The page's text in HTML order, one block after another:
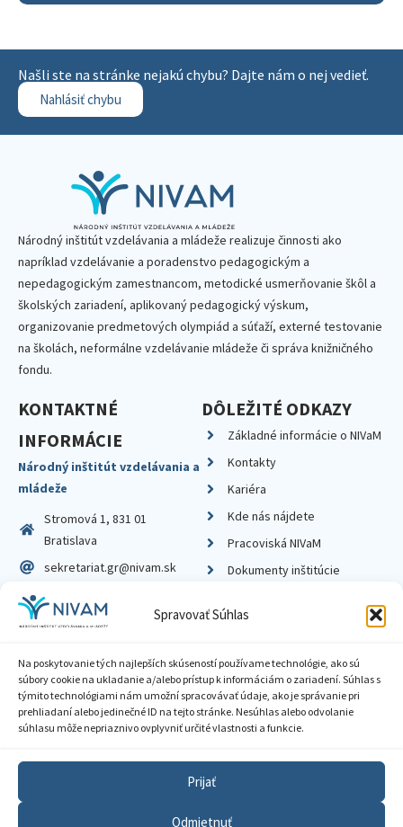
Spravovať Súhlas
Na poskytovanie tých najlepších skúseností používame technológie, ako sú
súbory cookie na ukladanie a/alebo prístup k informáciám o zariadení. Súhlas s
týmito technológiami nám umožní spracovávať údaje, ako je správanie pri
prehliadaní alebo jedinečné ID na tejto stránke. Nesúhlas alebo odvolanie
súhlasu môže nepriaznivo ovplyvniť určité vlastnosti a funkcie.
Prijať
Odmietnuť
Našli ste na stránke nejakú chybu? Dajte nám o nej vedieť.
Nahlásiť chybu
Národný inštitút vzdelávania a mládeže realizuje činnosti ako
napríklad vzdelávanie a poradenstvo pedagogickým a
nepedagogickým zamestnancom, metodické usmerňovanie škôl a
školských zariadení, aplikovaný pedagogický výskum,
organizovanie predmetových olympiád a súťaží, externé testovanie
na školách, neformálne vzdelávanie mládeže či správa knižničného
fondu.
KONTAKTNÉ
INFORMÁCIE
Národný inštitút vzdelávania a
mládeže
Stromová 1, 831 01
Bratislava
sekretariat.gr@nivam.sk
IČO: 00164348
DIČ: 2020798714
DÔLEŽITÉ ODKAZY
Základné informácie o NIVaM
Kontakty
Kariéra
Kde nás nájdete
Pracoviská NIVaM
Dokumenty inštitúcie
Zásady ochrany súkromia
Sprístupnenie informácií